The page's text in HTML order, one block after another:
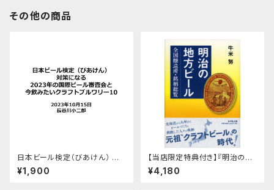
その他の商品
日本ビール検定（びあけん） 対
策になる 2023年国際ビール審
査会と注目のクラフトブルワリー
¥1,900
【当店限定特典付き】『明治の地
方ビール 全国醸造所・銘柄総
覧』
¥4,180